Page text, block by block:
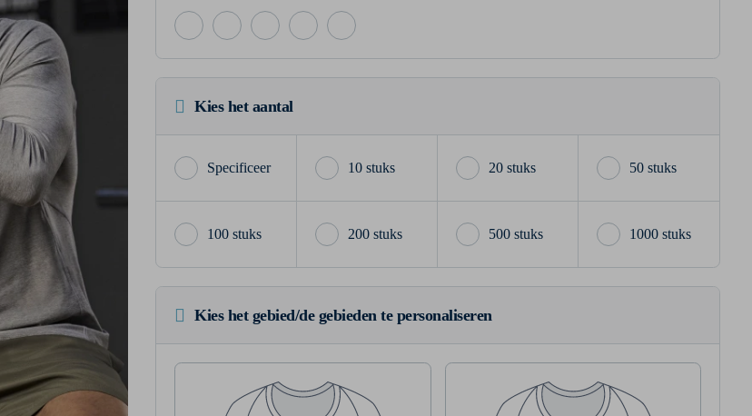
Kies het aantal
10 stuks 20 stuks 50 stuks
100 stuks 200 stuks 500 stuks 1000 stuks
Kies het gebied/de gebieden te personaliseren